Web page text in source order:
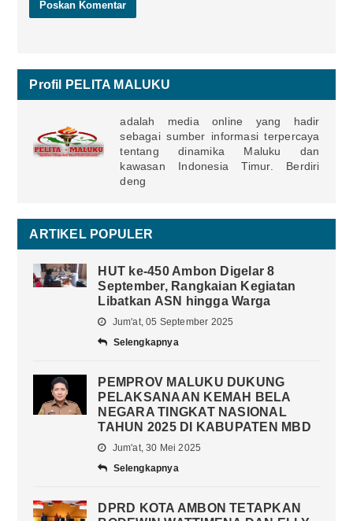
Profil PELITA MALUKU
adalah media online yang hadir
sebagai sumber informasi terpercaya
tentang dinamika Maluku dan
kawasan Indonesia Timur. Berdiri
deng
ARTIKEL POPULER
HUT ke-450 Ambon Digelar 8
September, Rangkaian Kegiatan
Libatkan ASN hingga Warga
Jum'at, 05 September 2025
Selengkapnya
PEMPROV MALUKU DUKUNG
PELAKSANAAN KEMAH BELA
NEGARA TINGKAT NASIONAL
TAHUN 2025 DI KABUPATEN MBD
Jum'at, 30 Mei 2025
Selengkapnya
DPRD KOTA AMBON TETAPKAN